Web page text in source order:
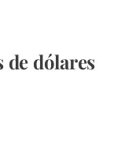
de dólares